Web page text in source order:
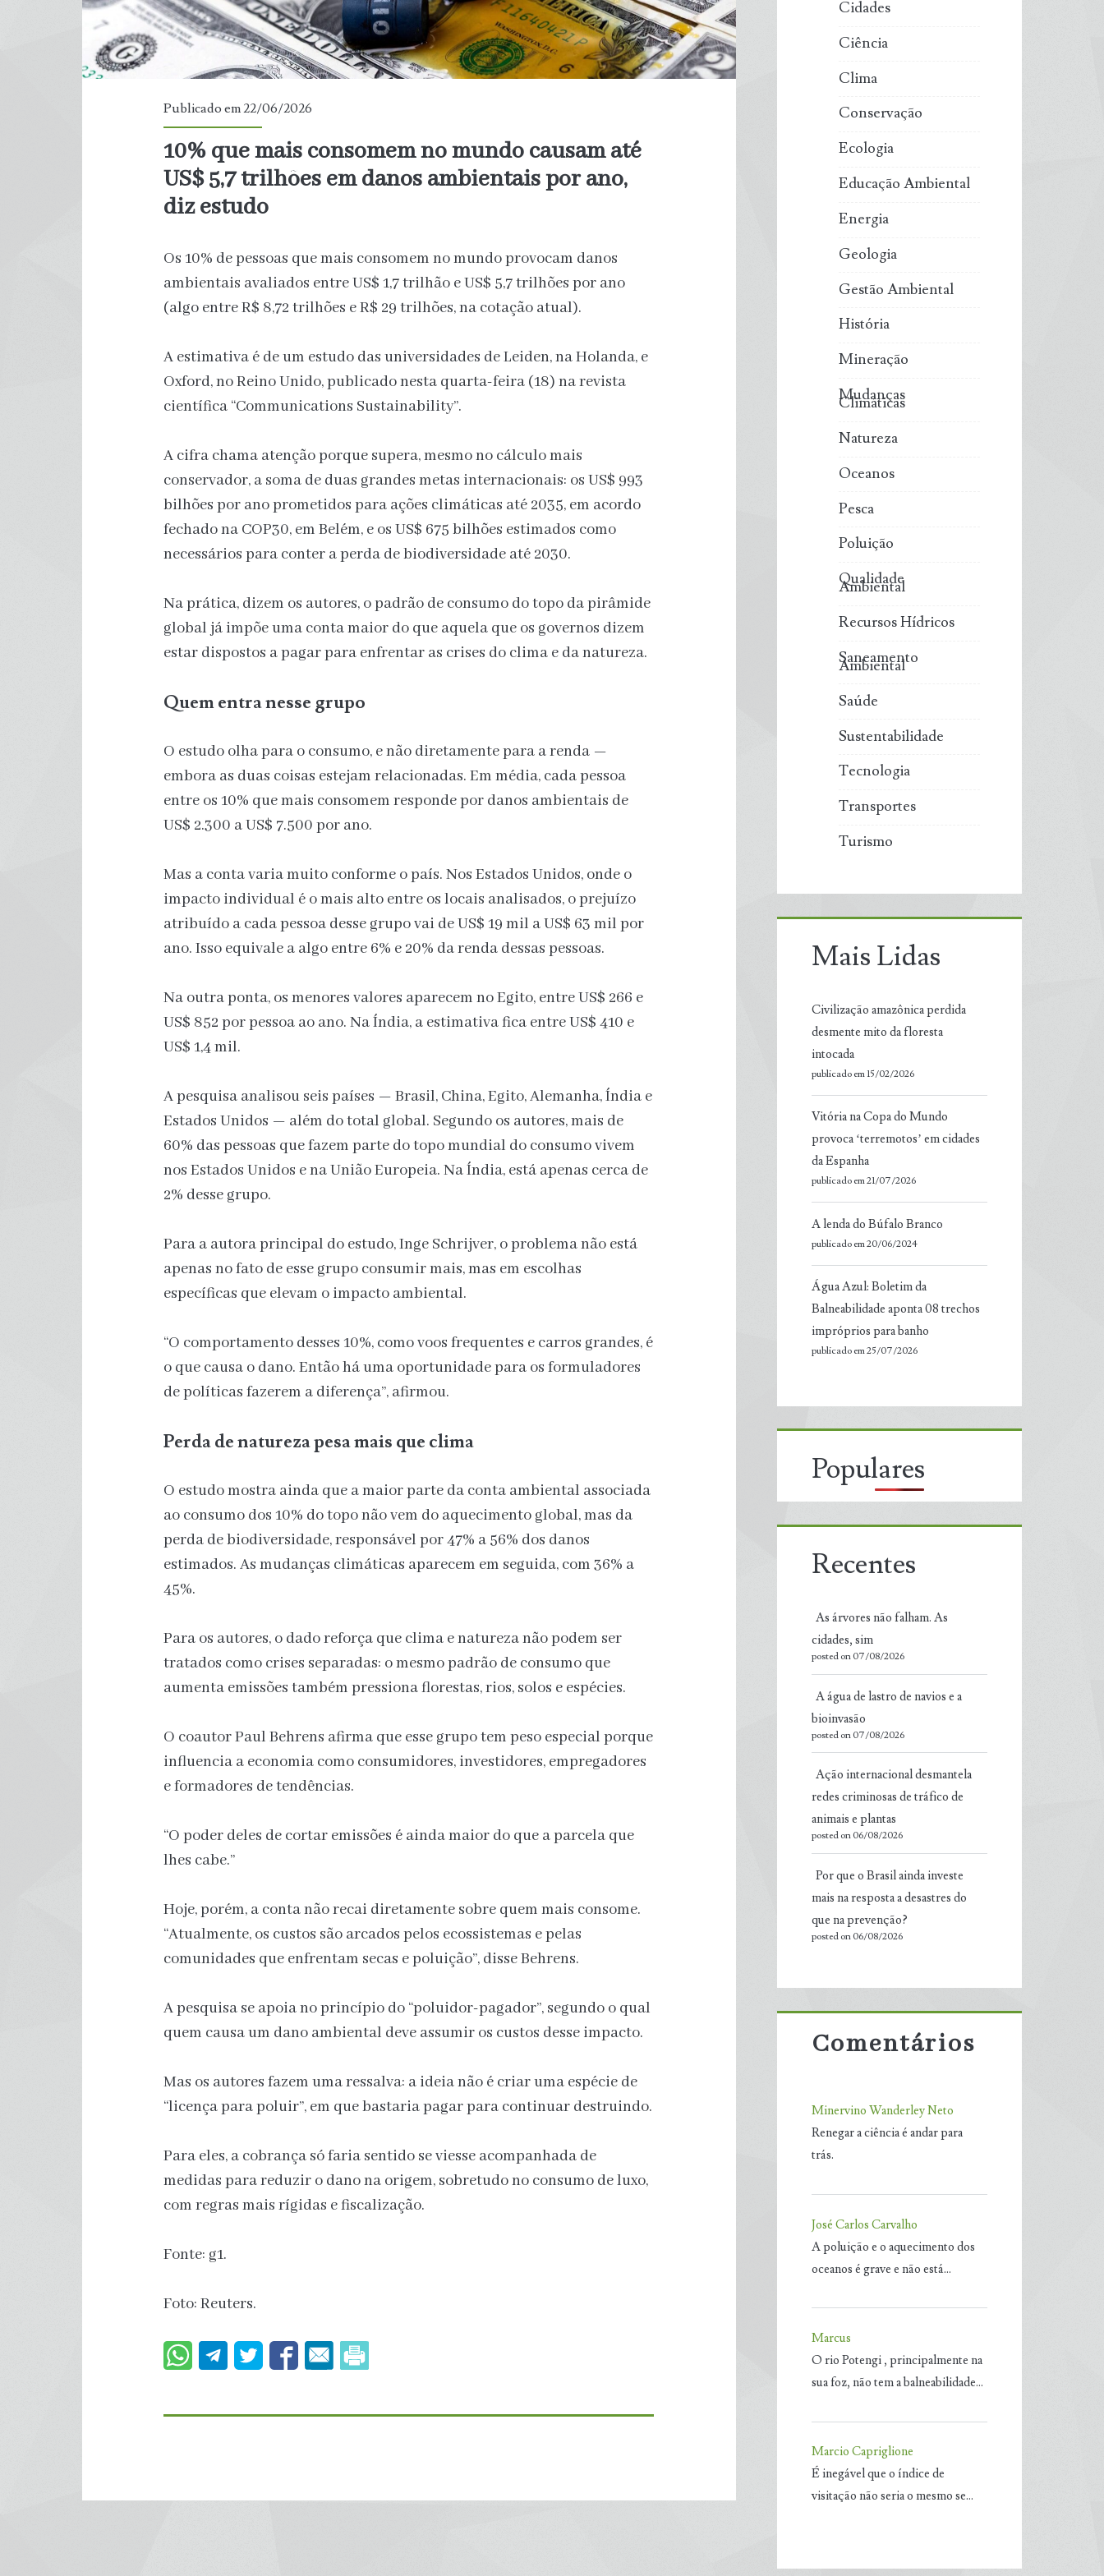
Publicado em 22/06/2026
10% que mais consomem no mundo causam até
US$ 5,7 trilhões em danos ambientais por ano,
diz estudo
Os 10% de pessoas que mais consomem no mundo provocam danos
ambientais avaliados entre US$ 1,7 trilhão e US$ 5,7 trilhões por ano
(algo entre R$ 8,72 trilhões e R$ 29 trilhões, na cotação atual).
A estimativa é de um estudo das universidades de Leiden, na Holanda, e
Oxford, no Reino Unido, publicado nesta quarta-feira (18) na revista
científica “Communications Sustainability”.
A cifra chama atenção porque supera, mesmo no cálculo mais
conservador, a soma de duas grandes metas internacionais: os US$ 993
bilhões por ano prometidos para ações climáticas até 2035, em acordo
fechado na COP30, em Belém, e os US$ 675 bilhões estimados como
necessários para conter a perda de biodiversidade até 2030.
Na prática, dizem os autores, o padrão de consumo do topo da pirâmide
global já impõe uma conta maior do que aquela que os governos dizem
estar dispostos a pagar para enfrentar as crises do clima e da natureza.
Quem entra nesse grupo
O estudo olha para o consumo, e não diretamente para a renda —
embora as duas coisas estejam relacionadas. Em média, cada pessoa
entre os 10% que mais consomem responde por danos ambientais de
US$ 2.300 a US$ 7.500 por ano.
Mas a conta varia muito conforme o país. Nos Estados Unidos, onde o
impacto individual é o mais alto entre os locais analisados, o prejuízo
atribuído a cada pessoa desse grupo vai de US$ 19 mil a US$ 63 mil por
ano. Isso equivale a algo entre 6% e 20% da renda dessas pessoas.
Na outra ponta, os menores valores aparecem no Egito, entre US$ 266 e
US$ 852 por pessoa ao ano. Na Índia, a estimativa fica entre US$ 410 e
US$ 1,4 mil.
A pesquisa analisou seis países — Brasil, China, Egito, Alemanha, Índia e
Estados Unidos — além do total global. Segundo os autores, mais de
60% das pessoas que fazem parte do topo mundial do consumo vivem
nos Estados Unidos e na União Europeia. Na Índia, está apenas cerca de
2% desse grupo.
Para a autora principal do estudo, Inge Schrijver, o problema não está
apenas no fato de esse grupo consumir mais, mas em escolhas
específicas que elevam o impacto ambiental.
“O comportamento desses 10%, como voos frequentes e carros grandes, é
o que causa o dano. Então há uma oportunidade para os formuladores
de políticas fazerem a diferença”, afirmou.
Perda de natureza pesa mais que clima
O estudo mostra ainda que a maior parte da conta ambiental associada
ao consumo dos 10% do topo não vem do aquecimento global, mas da
perda de biodiversidade, responsável por 47% a 56% dos danos
estimados. As mudanças climáticas aparecem em seguida, com 36% a
45%.
Para os autores, o dado reforça que clima e natureza não podem ser
tratados como crises separadas: o mesmo padrão de consumo que
aumenta emissões também pressiona florestas, rios, solos e espécies.
O coautor Paul Behrens afirma que esse grupo tem peso especial porque
influencia a economia como consumidores, investidores, empregadores
e formadores de tendências.
“O poder deles de cortar emissões é ainda maior do que a parcela que
lhes cabe.”
Hoje, porém, a conta não recai diretamente sobre quem mais consome.
“Atualmente, os custos são arcados pelos ecossistemas e pelas
comunidades que enfrentam secas e poluição”, disse Behrens.
A pesquisa se apoia no princípio do “poluidor-pagador”, segundo o qual
quem causa um dano ambiental deve assumir os custos desse impacto.
Mas os autores fazem uma ressalva: a ideia não é criar uma espécie de
“licença para poluir”, em que bastaria pagar para continuar destruindo.
Para eles, a cobrança só faria sentido se viesse acompanhada de
medidas para reduzir o dano na origem, sobretudo no consumo de luxo,
com regras mais rígidas e fiscalização.
Fonte: g1.
Foto: Reuters.
Cidades
Ciência
Clima
Conservação
Ecologia
Educação Ambiental
Energia
Geologia
Gestão Ambiental
História
Mineração
Mudanças
Climáticas
Natureza
Oceanos
Pesca
Poluição
Qualidade
Ambiental
Recursos Hídricos
Saneamento
Ambiental
Saúde
Sustentabilidade
Tecnologia
Transportes
Turismo
Mais Lidas
Civilização amazônica perdida
desmente mito da floresta
intocada
publicado em 15/02/2026
Vitória na Copa do Mundo
provoca ‘terremotos’ em cidades
da Espanha
publicado em 21/07/2026
A lenda do Búfalo Branco
publicado em 20/06/2024
Água Azul: Boletim da
Balneabilidade aponta 08 trechos
impróprios para banho
publicado em 25/07/2026
Populares
Recentes
As árvores não falham. As
cidades, sim
posted on 07/08/2026
A água de lastro de navios e a
bioinvasão
posted on 07/08/2026
Ação internacional desmantela
redes criminosas de tráfico de
animais e plantas
posted on 06/08/2026
Por que o Brasil ainda investe
mais na resposta a desastres do
que na prevenção?
posted on 06/08/2026
Comentários
Minervino Wanderley Neto
Renegar a ciência é andar para
trás.
José Carlos Carvalho
A poluição e o aquecimento dos
oceanos é grave e não está…
Marcus
O rio Potengi , principalmente na
sua foz, não tem a balneabilidade…
Marcio Capriglione
É inegável que o índice de
visitação não seria o mesmo se…